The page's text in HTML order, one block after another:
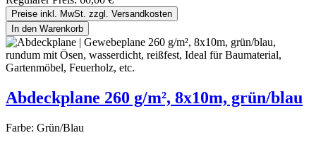
Preise inkl. MwSt. zzgl. Versandkosten
In den Warenkorb
Abdeckplane 260 g/m², 8x10m, grün/blau
Farbe: Grün/Blau